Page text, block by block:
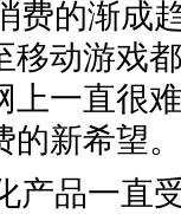
费的渐成
移动游戏
上一直很
的新希望。
产品一直